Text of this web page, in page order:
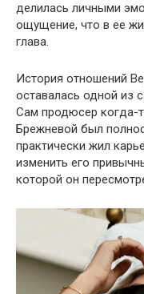
делилась личными
ощущение, что в ее
глава.
История отношений
оставалась одной из
Сам продюсер когда-
Брежневой был
практически жил
изменить его
которой он